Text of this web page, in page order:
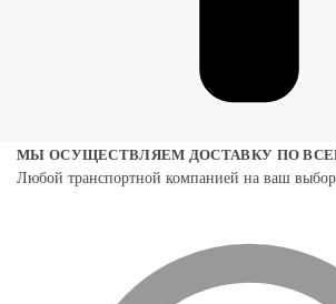
МЫ ОСУЩЕСТВЛЯЕМ ДОСТАВКУ ПО
Любой транспортной компанией на ваш выбор